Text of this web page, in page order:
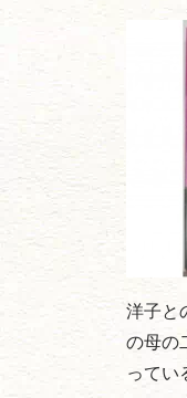
洋子と
の母の
ってい